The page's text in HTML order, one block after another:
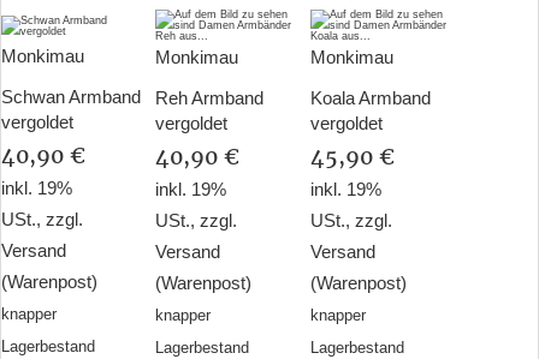
Monkimau
Schwan Armband
vergoldet
40,90 €
inkl. 19%
USt., zzgl.
Versand
(Warenpost)
knapper
Lagerbestand
Monkimau
Reh Armband
vergoldet
40,90 €
inkl. 19%
USt., zzgl.
Versand
(Warenpost)
knapper
Lagerbestand
Monkimau
Koala Armband
vergoldet
45,90 €
inkl. 19%
USt., zzgl.
Versand
(Warenpost)
knapper
Lagerbestand